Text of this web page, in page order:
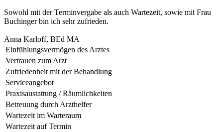
Sowohl mit der Terminvergabe als auch Wartezeit, sowie mit Frau
Buchinger bin ich sehr zufrieden.
Anna Karloff, BEd MA
Einfühlungsvermögen des Arztes
Vertrauen zum Arzt
Zufriedenheit mit der Behandlung
Serviceangebot
Praxisaustattung / Räumlichkeiten
Betreuung durch Arzthelfer
Wartezeit im Warteraum
Wartezeit auf Termin